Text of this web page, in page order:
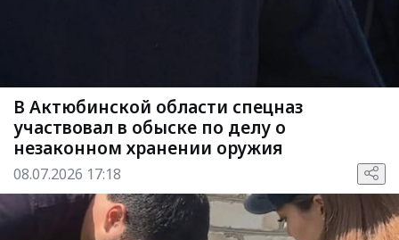
В Актюбинской области спецназ
участвовал в обыске по делу о
незаконном хранении оружия
08.07.2026 17:18